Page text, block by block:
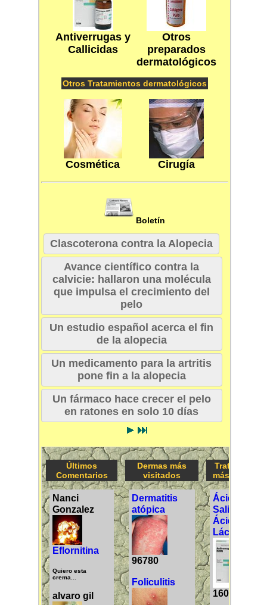
Antiverrugas y
Callicidas
Otros
preparados
dermatológicos
Otros Tratamientos dermatológicos
Cosmética Cirugía
Boletín
Clascoterona contra la Alopecia
Avance científico contra la
calvicie: hallaron una molécula
que impulsa el crecimiento del
pelo
Un estudio español acerca el fin
de la alopecia
Un medicamento para la artritis
pone fin a la alopecia
Un fármaco hace crecer el pelo
en ratones en solo 10 días
Últimos
Comentarios
Nanci
Gonzalez
Eflornitina
Quiero esta
crema...
alvaro gil
Dermas más
visitados
Dermatitis
atópica
96780
Foliculitis
más
Ácido
Salicílico /
Ácido
Láctico
160268